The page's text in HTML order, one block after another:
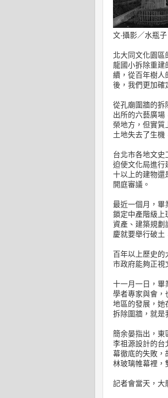
文‧攝影／水瓶子
北大同文化園區
龍國小拆除重建
續，從百年樹人
後，我們更加確
從孔廟圍牆的拆
出所的六藝廣場
榮地方，但實質
土地失去了生機
台北市各地文史
迫使文化局進行
十以上的建物還
開庭審議。
最近一個月，畢
鎖定中產階級上
資產、建築規劃
慶就要舉行破土
百年以上歷史
市政府能夠正視
十一月一日，畢
學者專家與會，
地區的發展，她
拆除圍牆，就是
簡余晏指出，東
李祖源設計的台
幕徹底的失敗，
林玻璃帷幕裡，
記者會當天，大